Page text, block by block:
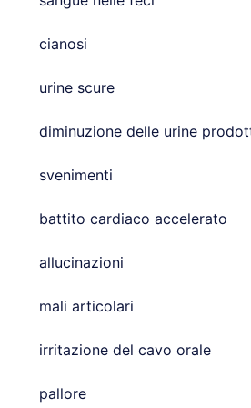
cianosi
urine scure
diminuzione delle urine
svenimenti
battito cardiaco accelerato
allucinazioni
mali articolari
irritazione del cavo orale
pallore